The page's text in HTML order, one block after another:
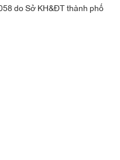
do Sở KH&ĐT thành phố